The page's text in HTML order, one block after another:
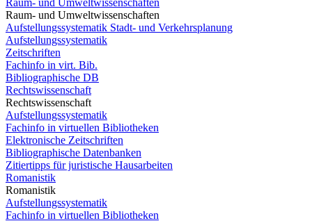
Raum- und Umweltwissenschaften
Raum- und Umweltwissenschaften
Aufstellungssystematik Stadt- und Verkehrsplanung
Aufstellungssystematik
Zeitschriften
Fachinfo in virt. Bib.
Bibliographische DB
Rechtswissenschaft
Rechtswissenschaft
Aufstellungssystematik
Fachinfo in virtuellen Bibliotheken
Elektronische Zeitschriften
Bibliographische Datenbanken
Zitiertipps für juristische Hausarbeiten
Romanistik
Romanistik
Aufstellungssystematik
Fachinfo in virtuellen Bibliotheken